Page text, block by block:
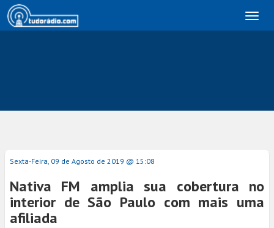
Sexta-Feira, 09 de Agosto de 2019 @ 15:08
Nativa FM amplia sua cobertura no
interior de São Paulo com mais uma
afiliada